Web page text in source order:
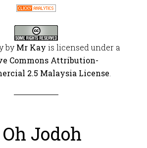
by Mr Kay is licensed under a
Commons Attribution-
2.5 Malaysia License
Jodoh